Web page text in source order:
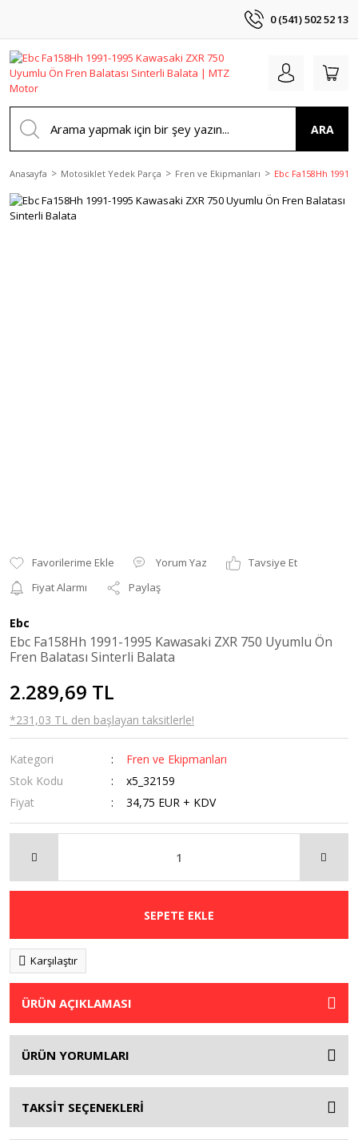
0 (541) 502 52 13
ARA
Anasayfa Motosiklet Yedek Parça Fren ve Ekipmanları Ebc Fa158Hh
Yorum Yaz
Tavsiye Et
Fiyat Alarmı
Paylaş
Ebc
Ebc Fa158Hh 1991-1995 Kawasaki ZXR 750 Uyumlu Ön
Fren Balatası Sinterli Balata
2.289,69 TL
*231,03 TL den başlayan taksitlerle!
Kategori
Fren ve Ekipmanları
Stok Kodu
x5_32159
Fiyat
34,75 EUR + KDV
SEPETE EKLE
Karşılaştır
ÜRÜN AÇIKLAMASI
ÜRÜN YORUMLARI
TAKSİT SEÇENEKLERİ